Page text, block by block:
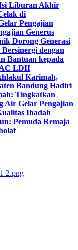
Liburan Akhir
di
Pengajian
Generus
Dorong Generasi
dengan
Bantuan kepada
LDII
Karimah,
Bandung Hadiri
Tingkatkan
Air Gelar Pengajian
Ibadah
Pemuda Remaja